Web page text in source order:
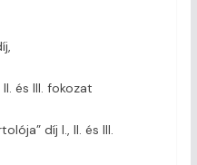
és III. fokozat
díj I., II. és III.